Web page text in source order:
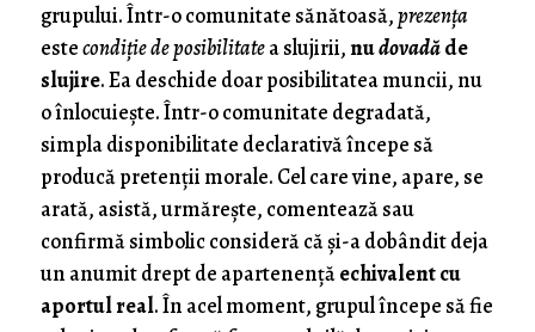
grupului. Într-o comunitate sănătoasă,prezența
estecondiție de posibilitatea slujirii,nudovadăde
slujire. Ea deschide doar posibilitatea muncii, nu
o înlocuiește. Într-o comunitate degradată,
simpla disponibilitate declarativă începe să
producă pretenții morale. Cel care vine, apare, se
arată, asistă, urmărește, comentează sau
confirmă simbolic consideră că și-a dobândit deja
un anumit drept de apartenențăechivalent cu
aportul real. În acel moment, grupul începe să fie